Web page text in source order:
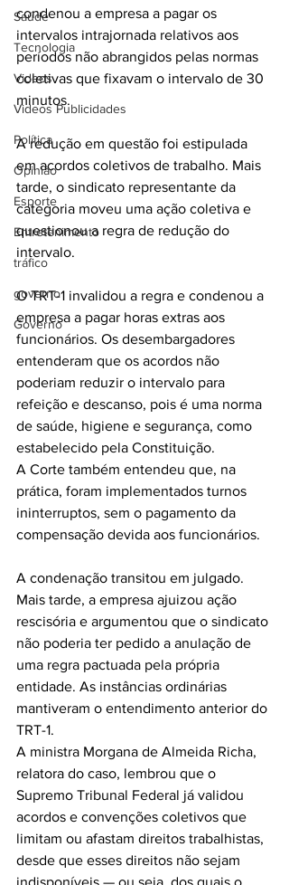
Saúde
Tecnologia
Videos
Videos Publicidades
Política
Opinião
Esporte
Entretenimento
tráfico
governo
Governo
condenou a empresa a pagar os
intervalos intrajornada relativos aos
períodos não abrangidos pelas normas
coletivas que fixavam o intervalo de 30
minutos.
A redução em questão foi estipulada
em acordos coletivos de trabalho. Mais
tarde, o sindicato representante da
categoria moveu uma ação coletiva e
questionou a regra de redução do
intervalo.
O TRT-1 invalidou a regra e condenou a
empresa a pagar horas extras aos
funcionários. Os desembargadores
entenderam que os acordos não
poderiam reduzir o intervalo para
refeição e descanso, pois é uma norma
de saúde, higiene e segurança, como
estabelecido pela Constituição.
A Corte também entendeu que, na
prática, foram implementados turnos
ininterruptos, sem o pagamento da
compensação devida aos funcionários.
A condenação transitou em julgado.
Mais tarde, a empresa ajuizou ação
rescisória e argumentou que o sindicato
não poderia ter pedido a anulação de
uma regra pactuada pela própria
entidade. As instâncias ordinárias
mantiveram o entendimento anterior do
TRT-1.
A ministra Morgana de Almeida Richa,
relatora do caso, lembrou que o
Supremo Tribunal Federal já validou
acordos e convenções coletivos que
limitam ou afastam direitos trabalhistas,
desde que esses direitos não sejam
indisponíveis — ou seja, dos quais o